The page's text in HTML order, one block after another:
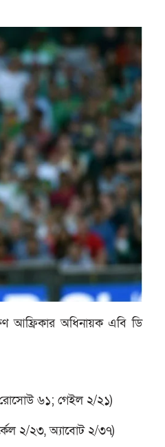
আফ্রিকার অধিনায়ক এবি ডি
রোসোউ ৬১; গেইল ২/২১)
২/২৩, অ্যাবোট ২/৩৭)